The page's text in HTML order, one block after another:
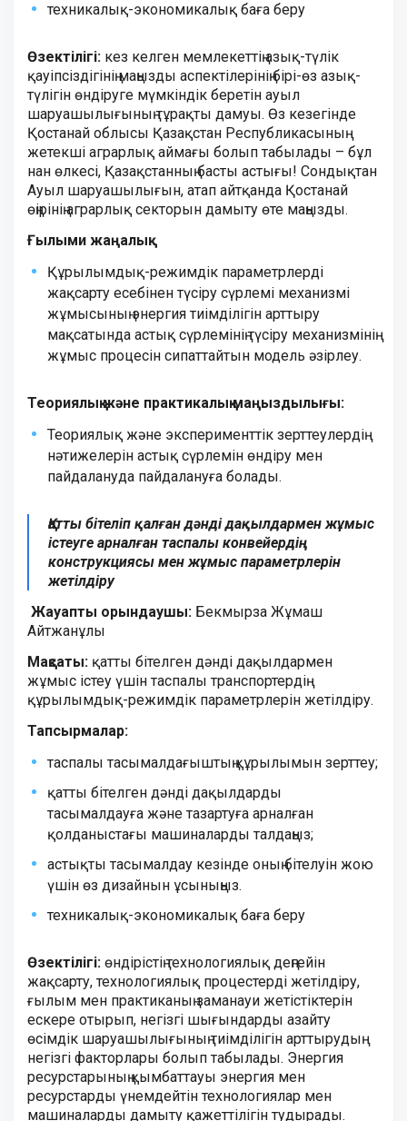
техникалық-экономикалық баға беру
Өзектілігі: кез келген мемлекеттің азық-түлік
қауіпсіздігінің маңызды аспектілерінің бірі-өз азық-
түлігін өндіруге мүмкіндік беретін ауыл
шаруашылығының тұрақты дамуы. Өз кезегінде
Қостанай облысы Қазақстан Республикасының
жетекші аграрлық аймағы болып табылады – бұл
нан өлкесі, Қазақстанның басты астығы! Сондықтан
Ауыл шаруашылығын, атап айтқанда Қостанай
өңірінің аграрлық секторын дамыту өте маңызды.
Ғылыми жаңалық:
Құрылымдық-режимдік параметрлерді
жақсарту есебінен түсіру сүрлемі механизмі
жұмысының энергия тиімділігін арттыру
мақсатында астық сүрлемінің түсіру механизмінің
жұмыс процесін сипаттайтын модель әзірлеу.
Теориялық және практикалық маңыздылығы:
Теориялық және эксперименттік зерттеулердің
нәтижелерін астық сүрлемін өндіру мен
пайдалануда пайдалануға болады.
Қатты бітеліп қалған дәнді дақылдармен жұмыс
істеуге арналған таспалы конвейердің
конструкциясы мен жұмыс параметрлерін
жетілдіру
Жауапты орындаушы: Бекмырза Жұмаш
Айтжанұлы
Мақсаты: қатты бітелген дәнді дақылдармен
жұмыс істеу үшін таспалы транспортердің
құрылымдық-режимдік параметрлерін жетілдіру.
Тапсырмалар:
таспалы тасымалдағыштың құрылымын зерттеу;
қатты бітелген дәнді дақылдарды
тасымалдауға және тазартуға арналған
қолданыстағы машиналарды талдаңыз;
астықты тасымалдау кезінде оның бітелуін жою
үшін өз дизайнын ұсыныңыз.
техникалық-экономикалық баға беру
Өзектілігі: өндірістің технологиялық деңгейін
жақсарту, технологиялық процестерді жетілдіру,
ғылым мен практиканың заманауи жетістіктерін
ескере отырып, негізгі шығындарды азайту
өсімдік шаруашылығының тиімділігін арттырудың
негізгі факторлары болып табылады. Энергия
ресурстарының қымбаттауы энергия мен
ресурстарды үнемдейтін технологиялар мен
машиналарды дамыту қажеттілігін тудырады.